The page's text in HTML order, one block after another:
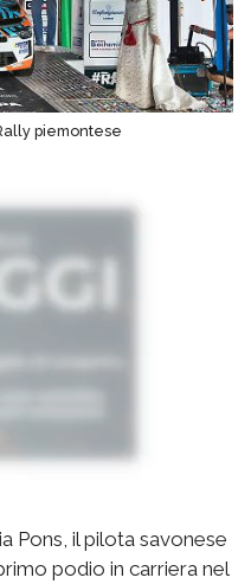
piemontese
Pons, il pilota savonese
podio in carriera nel